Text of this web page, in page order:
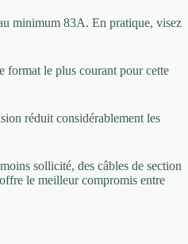
minimum 83A. En pratique, visez
format le plus courant pour cette
réduit considérablement les
sollicité, des câbles de section
offre le meilleur compromis entre